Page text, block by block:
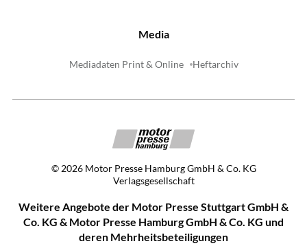
Media
Mediadaten Print & Online Heftarchiv
© 2026 Motor Presse Hamburg GmbH & Co. KG
Verlagsgesellschaft
Weitere Angebote der Motor Presse Stuttgart GmbH &
Co. KG & Motor Presse Hamburg GmbH & Co. KG und
deren Mehrheitsbeteiligungen